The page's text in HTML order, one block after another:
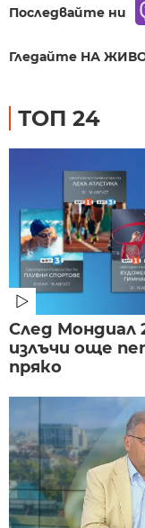
Последвайте ни
Гледайте НА
ТОП 24
След Мондиал
излъчи още
пряко